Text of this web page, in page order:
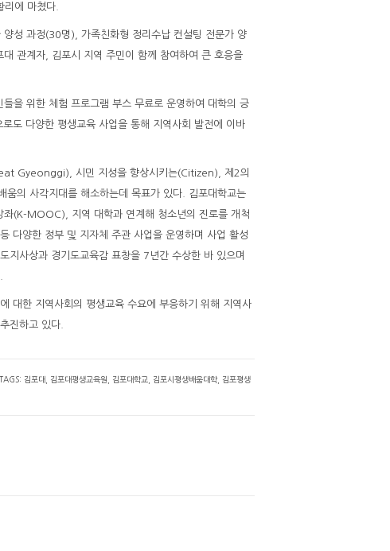
리에 마쳤다.
성 과정(30명), 가족친화형 정리수납 컨설팅 전문가 양
관계자, 김포시 지역 주민이 함께 참여하여 큰 호응을
을 위한 체험 프로그램 부스 무료로 운영하여 대학의 긍
도 다양한 평생교육 사업을 통해 지역사회 발전에 이바
Gyeonggi), 시민 지성을 향상시키는(Citizen), 제2의
의 사각지대를 해소하는데 목표가 있다. 김포대학교는
좌(K-MOOC), 지역 대학과 연계해 청소년의 진로를 개척
다양한 정부 및 지자체 주관 사업을 운영하며 사업 활성
지사상과 경기도교육감 표창을 7년간 수상한 바 있으며
대한 지역사회의 평생교육 수요에 부응하기 위해 지역사
진하고 있다.
TAGS: 김포대 김포대평생교육원 김포대학교 김포시평생배움대학, 김포평생